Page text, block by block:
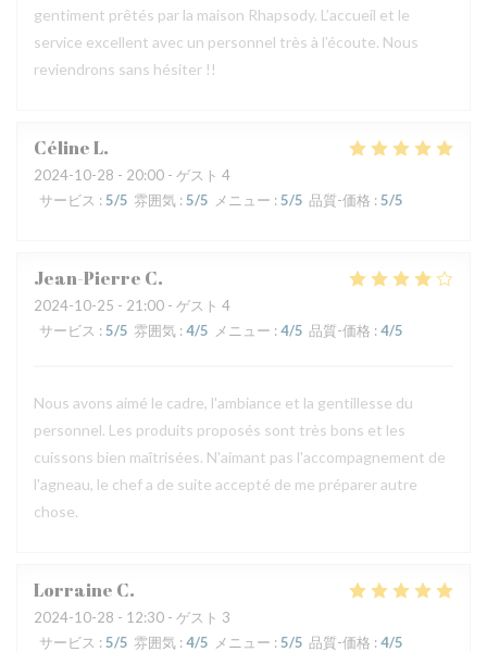
gentiment prêtés par la maison Rhapsody. L’accueil et le
service excellent avec un personnel très à l’écoute. Nous
reviendrons sans hésiter !!
CélineL
2024-10-28 - 20:00 - ゲスト 4
サービス : 5/5 雰囲気 : 5/5 メニュー : 5/5 品質-価格 : 5/5
Jean-Pierre C
2024-10-25 - 21:00 - ゲスト 4
サービス : 5/5 雰囲気 : 4/5 メニュー : 4/5 品質-価格 : 4/5
Nous avons aimé le cadre, l'ambiance et la gentillesse du
personnel. Les produits proposés sont très bons et les
cuissons bien maîtrisées. N'aimant pas l'accompagnement de
l'agneau, le chef a de suite accepté de me préparer autre
chose.
Lorraine C
2024-10-28 - 12:30 - ゲスト 3
サービス : 5/5 雰囲気 : 4/5 メニュー : 5/5 品質-価格 : 4/5